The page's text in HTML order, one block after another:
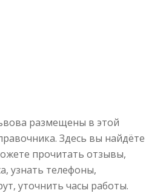
размещены в этой
Здесь вы найдёте
прочитать отзывы,
узнать телефоны,
уточнить часы работы.